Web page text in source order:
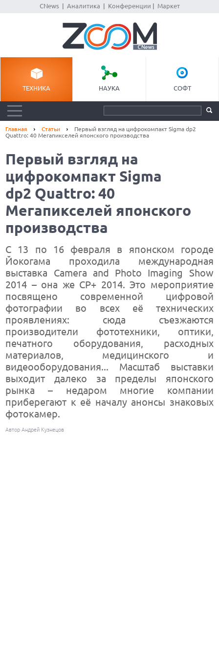
CNews| Аналитика Конференции Маркет
ТЕХНИКА НАУКА СОФТ
Главная Статьи
Первый взгляд на цифрокомпакт Sigma dp2
Quattro: 40 Мегапикселей японского производства
Первый взгляд на
цифрокомпакт Sigma
dp2 Quattro: 40
Мегапикселей японского
производства
С 13 по 16 февраля в японском городе
Йокогама проходила международная
выставка Camera and Photo Imaging Show
2014 – она же CP+ 2014. Это мероприятие
посвящено современной цифровой
фотографии во всех её технических
проявлениях: сюда съезжаются
производители фототехники, оптики,
печатного оборудования, расходных
материалов, медицинского и
видеооборудования... Масштаб выставки
выходит далеко за пределы японского
рынка – недаром многие компании
приберегают к её началу анонсы знаковых
фотокамер.
Автор Андрей Кузнецов